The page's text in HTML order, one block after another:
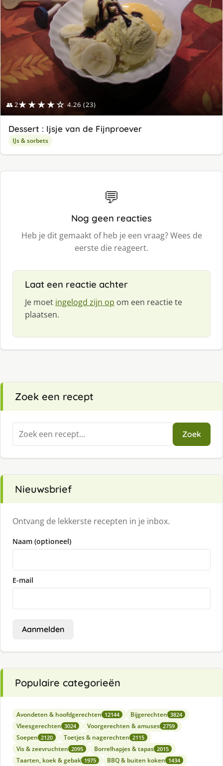
👥 2★★★★☆ 4.26 (23)
Dessert : Ijsje van de Fijnproever
IJs & sorbets
💬
Nog geen reacties
Heb je dit gemaakt of heb je een vraag? Wees de
eerste die reageert.
Laat een reactie achter
Je moet ingelogd zijn op om een reactie te
plaatsen.
Zoek een recept
Zoeken
naar:
Zoek
Nieuwsbrief
Ontvang de lekkerste recepten in je inbox.
Naam (optioneel)
E-mail
Aanmelden
Populaire categorieën
Avondeten & hoofdgerechten 12144 Bijgerechten 3824
Vleesgerechten 3024 Voorgerechten & amuses 2759
Soepen 2120 Toetjes & nagerechten 2115
Vis & zeevruchten 2095 Borrelhapjes & tapas 2015
Taarten, koek & gebak 1975 BBQ & buiten koken 1434